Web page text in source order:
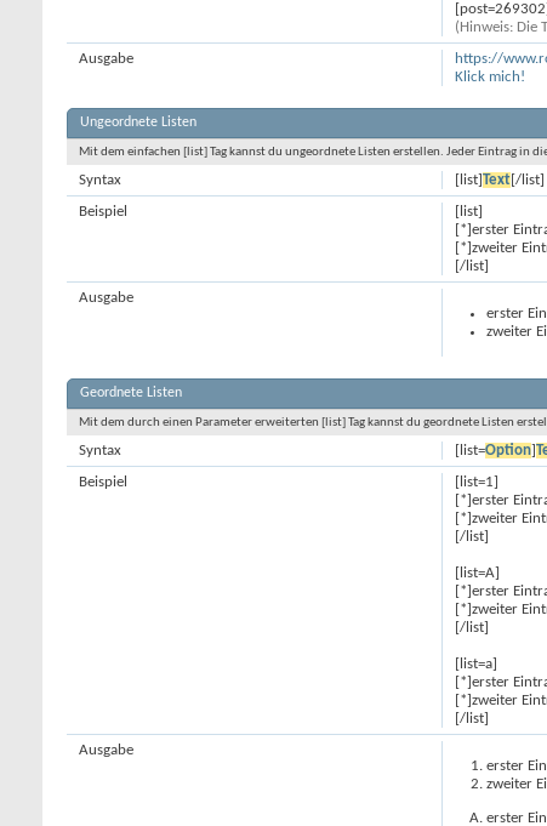
(Hinweis: Die
https://
Klick mich!
Ausgabe
Ungeordnete Listen
Mit dem einfachen [list] Tag kannst du ungeordnete Listen erstellen. Jeder Eintrag in
[list]Text[/list]
Syntax
[list]
[*]erster
[*]zweiter
[/list]
Beispiel
erster
zweiter
Ausgabe
Geordnete Listen
Mit dem durch einen Parameter erweiterten [list] Tag kannst du geordnete Listen
[list=Option]
Syntax
[list=1]
[*]erster
[*]zweiter
[/list]
[list=A]
[*]erster
[*]zweiter
[/list]
[list=a]
[*]erster
[*]zweiter
[/list]
Beispiel
erster
zweiter
erster
Ausgabe